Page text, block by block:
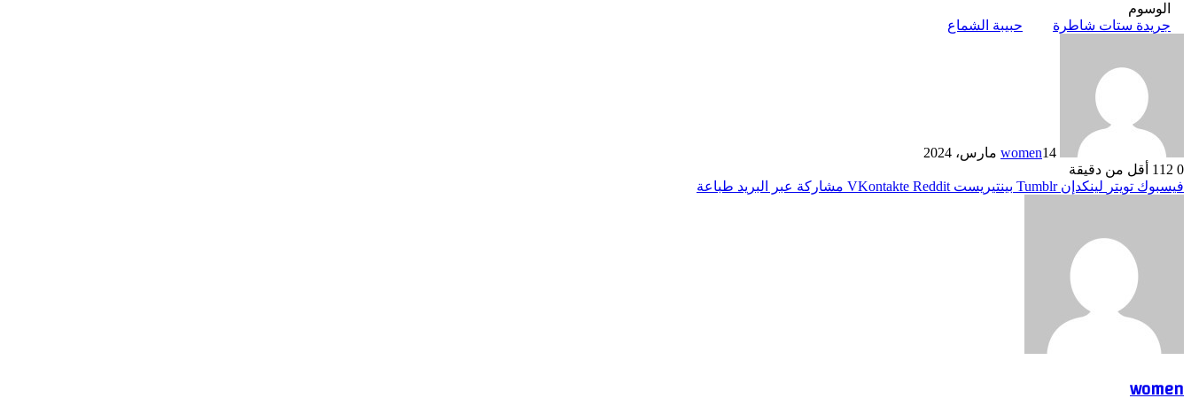
الوسوم
جريدة ستات شاطرة
حبيبة الشماع
women14 مارس، 2024
0
أقل من دقيقة
فيسبوك تويتر لينكدإن بينتيريست مشاركة عبر البريد طباعة
women